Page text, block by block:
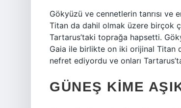
Gökyüzü ve cennetlerin tanrısı
Titan da dahil olmak üzere birçok
Tartarus’taki toprağa hapsetti.
Gaia ile birlikte on iki orijinal Titan
nefret ediyordu ve onları
GÜNEŞ KIME